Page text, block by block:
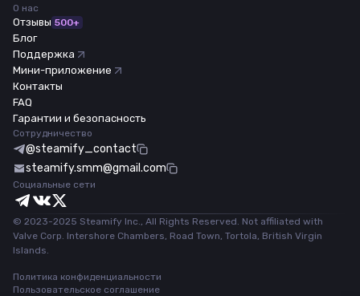
О нас
Отзывы 500+
Блог
Поддержка
Мини-приложение
Контакты
FAQ
Гарантии и безопасность
Сотрудничество
@steamify_contact
steamify.smm@gmail.com
Социальные сети
© 2023-2025 Steamify Inc., All Rights Reserved. Not affiliated with
Valve Corp. Intershore Chambers, Road Town, Tortola, British Virgin
Islands.
Политика конфиденциальности
Пользовательское соглашение